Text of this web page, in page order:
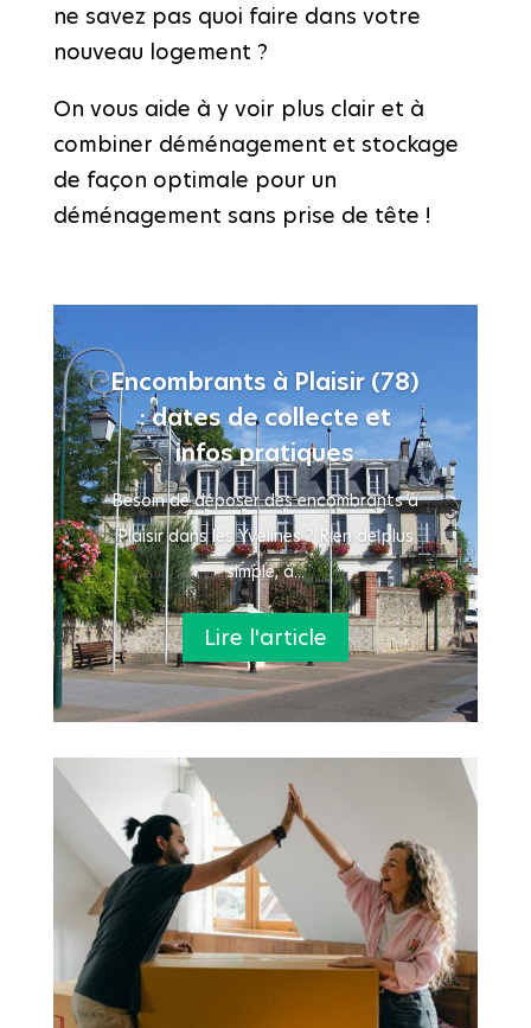
ne savez pas quoi faire dans votre
nouveau logement ?
On vous aide à y voir plus clair et à
combiner déménagement et stockage
de façon optimale pour un
déménagement sans prise de tête !
Encombrants à Plaisir (78)
: dates de collecte et
infos pratiques
Besoin de déposer des encombrants à
Plaisir dans les Yvelines ? Rien de plus
simple, à...
Lire l'article